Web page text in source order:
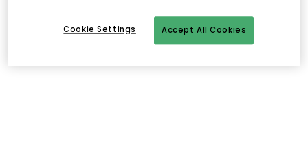
Snabba och flexibla leveranserAccept All Cookies
Cookie Settings